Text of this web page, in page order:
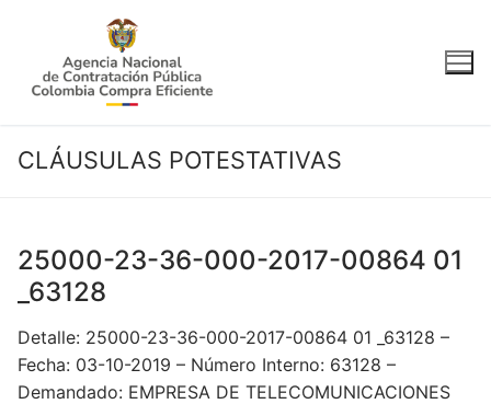
contenido
CLÁUSULAS POTESTATIVAS
25000-23-36-000-2017-00864 01
_63128
Detalle: 25000-23-36-000-2017-00864 01 _63128 –
Fecha: 03-10-2019 – Número Interno: 63128 –
Demandado: EMPRESA DE TELECOMUNICACIONES